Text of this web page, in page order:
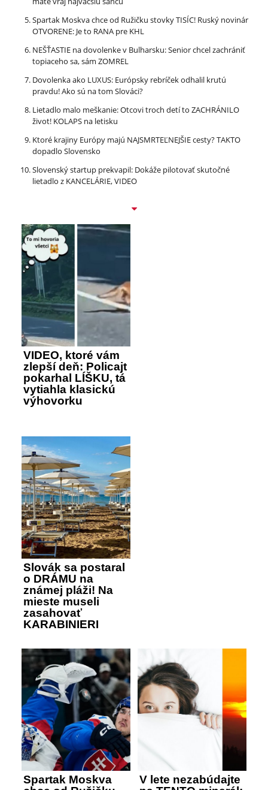
Spartak Moskva chce od Ružičku stovky TISÍC! Ruský novinár
OTVORENE: Je to RANA pre KHL
NEŠŤASTIE na dovolenke v Bulharsku: Senior chcel zachrániť
topiaceho sa, sám ZOMREL
Dovolenka ako LUXUS: Európsky rebríček odhalil krutú
pravdu! Ako sú na tom Slováci?
Lietadlo malo meškanie: Otcovi troch detí to ZACHRÁNILO
život! KOLAPS na letisku
Ktoré krajiny Európy majú NAJSMRTEĽNEJŠIE cesty? TAKTO
dopadlo Slovensko
Slovenský startup prekvapil: Dokáže pilotovať skutočné
lietadlo z KANCELÁRIE, VIDEO
VIDEO, ktoré vám
zlepší deň: Policajt
pokarhal LÍŠKU, tá
vytiahla klasickú
výhovorku
Slovák sa postaral
o DRÁMU na
známej pláži! Na
mieste museli
zasahovať
KARABINIERI
Spartak Moskva
V lete nezabúdajte